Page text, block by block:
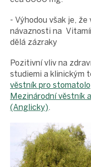
- Výhodou však je,
návaznosti na
dělá zázraky
Pozitivní vliv na
studiemi a klinickým
věstník pro
Mezinárodní věstník
(Anglicky).